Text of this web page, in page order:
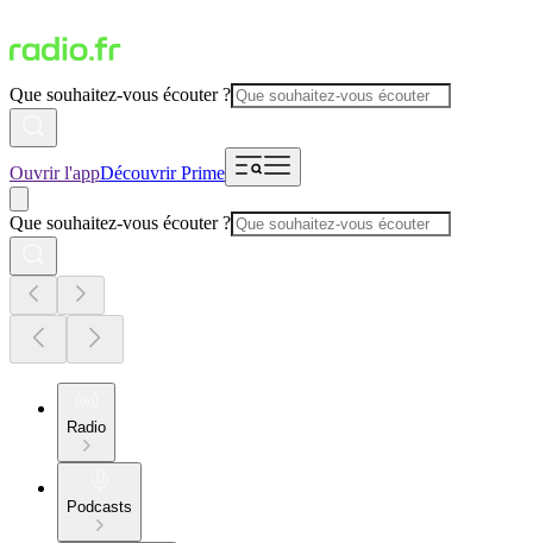
Que souhaitez-vous écouter ?
Ouvrir l'appDécouvrir Prime
Que souhaitez-vous écouter ?
Radio
Podcasts